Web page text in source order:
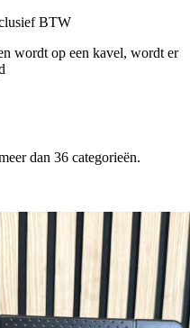
BTW
wordt op een kavel, wordt er
dan 36 categorieën.